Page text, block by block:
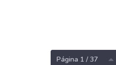
Página 1 / 37